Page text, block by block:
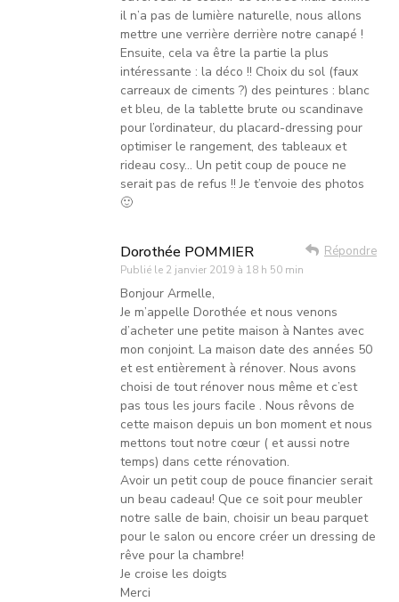
il n’a pas de lumière naturelle, nous allons
mettre une verrière derrière notre canapé !
Ensuite, cela va être la partie la plus
intéressante : la déco !! Choix du sol (faux
carreaux de ciments ?) des peintures : blanc
et bleu, de la tablette brute ou scandinave
pour l’ordinateur, du placard-dressing pour
optimiser le rangement, des tableaux et
rideau cosy… Un petit coup de pouce ne
serait pas de refus !! Je t’envoie des photos
🙂
Dorothée POMMIER
Publié le 2 janvier 2019 à 18 h 50 min
Répondre
Bonjour Armelle,
Je m’appelle Dorothée et nous venons
d’acheter une petite maison à Nantes avec
mon conjoint. La maison date des années 50
et est entièrement à rénover. Nous avons
choisi de tout rénover nous même et c’est
pas tous les jours facile . Nous rêvons de
cette maison depuis un bon moment et nous
mettons tout notre cœur ( et aussi notre
temps) dans cette rénovation.
Avoir un petit coup de pouce financier serait
un beau cadeau! Que ce soit pour meubler
notre salle de bain, choisir un beau parquet
pour le salon ou encore créer un dressing de
rêve pour la chambre!
Je croise les doigts
Merci